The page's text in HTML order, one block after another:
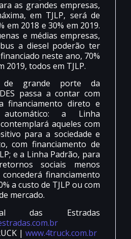
as grandes empresas,
em TJLP, será de
em 2018 e 30% em 2019.
e médias empresas,
a diesel poderão ter
neste ano, 70%
2019, todos em TJLP.
de grande porte da
passa a contar com
financiamento direto e
a Linha
aqueles com
para a sociedade e
com financiamento de
e a Linha Padrão, para
sociais menos
financiamento
a custo de TJLP ou com
mercado.
das Estradas
| www.4truck.com.br